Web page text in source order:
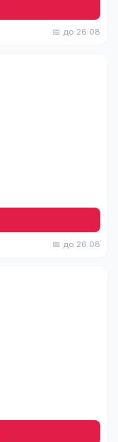
📅 до 26.08
📅 до 26.08